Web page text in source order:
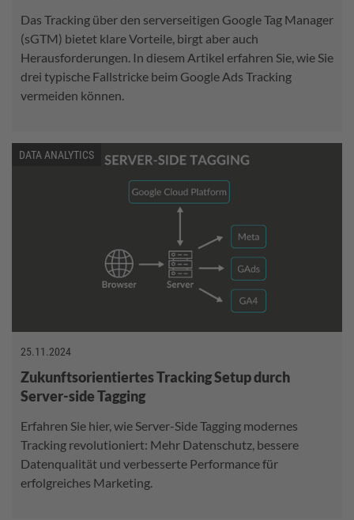
Das Tracking über den serverseitigen Google Tag Manager
(sGTM) bietet klare Vorteile, birgt aber auch
Herausforderungen. In diesem Artikel erfahren Sie, wie Sie
drei typische Fallstricke beim Google Ads Tracking
vermeiden können.
DATA ANALYTICS
25.11.2024
Zukunftsorientiertes Tracking Setup durch
Server-side Tagging
Erfahren Sie hier, wie Server-Side Tagging modernes
Tracking revolutioniert: Mehr Datenschutz, bessere
Datenqualität und verbesserte Performance für
erfolgreiches Marketing.